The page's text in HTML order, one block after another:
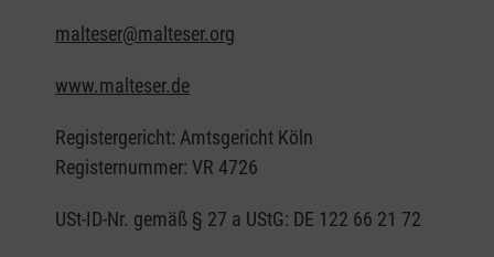
malteser@malteser.org
www.malteser.de
Registergericht: Amtsgericht Köln
Registernummer: VR 4726
USt-ID-Nr. gemäß § 27 a UStG: DE 122 66 21 72